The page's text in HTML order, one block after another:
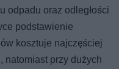
odpadu oraz odległości
podstawienie
kosztuje najczęściej
natomiast przy dużych